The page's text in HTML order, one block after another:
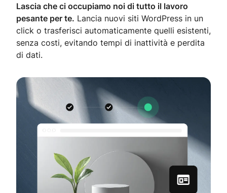
Lascia che ci occupiamo noi di tutto il lavoro
pesante per te. Lancia nuovi siti WordPress in un
click o trasferisci automaticamente quelli esistenti,
senza costi, evitando tempi di inattività e perdita
di dati.